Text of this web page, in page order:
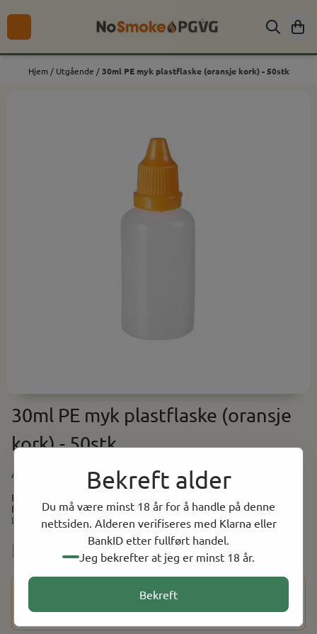
Bekreft alder
Du må være minst 18 år for å handle på denne
nettsiden. Alderen verifiseres med Klarna eller
BankID etter fullført handel.
Jeg bekrefter at jeg er minst 18 år.
Bekreft
Hopp til innhold
Hjem / Utgående /30ml PE myk plastflaske (oransje kork) - 50stk
30ml PE myk plastflaske (oransje
kork) - 50stk
Art.nr: FLA-30ML-MYKO50
Klar 30ml flaske i myk plast med oransje skrukork. Pakke på 50
flasker.
Les mer
NOK 59.00
Dette produktet har en aldersbegrensning på 18 år. Etter at
du har fullført kjøpet, vil du bli bedt om å bekrefte alderen